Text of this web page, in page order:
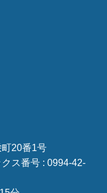
20番1号
ス番号 : 0994-42-